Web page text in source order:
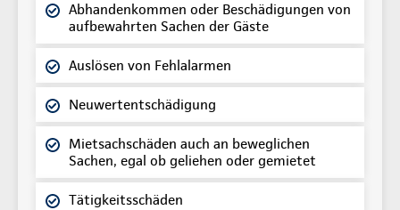
Abhandenkommen oder Beschädigungen von
aufbewahrten Sachen der Gäste
Auslösen von Fehlalarmen
Neuwertentschädigung
Mietsachschäden auch an beweglichen
Sachen, egal ob geliehen oder gemietet
Tätigkeitsschäden